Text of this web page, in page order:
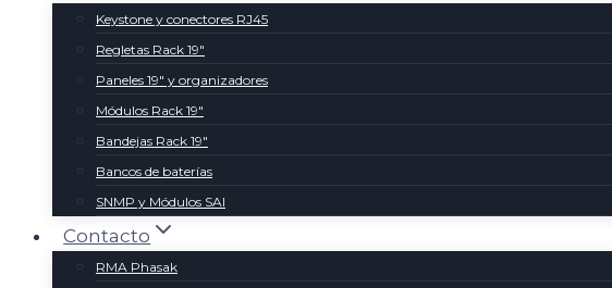
Keystone y conectores RJ45
Regletas Rack 19″
Paneles 19″ y organizadores
Módulos Rack 19″
Bandejas Rack 19″
Bancos de baterías
SNMP y Módulos SAI
Contacto
RMA Phasak